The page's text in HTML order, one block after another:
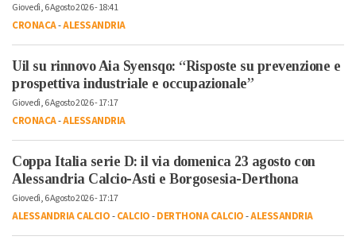
Giovedì, 6 Agosto 2026 - 18:41
CRONACA-ALESSANDRIA
Uil su rinnovo Aia Syensqo: “Risposte su prevenzione e
prospettiva industriale e occupazionale”
Giovedì, 6 Agosto 2026 - 17:17
CRONACA-ALESSANDRIA
Coppa Italia serie D: il via domenica 23 agosto con
Alessandria Calcio-Asti e Borgosesia-Derthona
Giovedì, 6 Agosto 2026 - 17:17
ALESSANDRIA CALCIO-CALCIO-DERTHONA CALCIO-ALESSANDRIA